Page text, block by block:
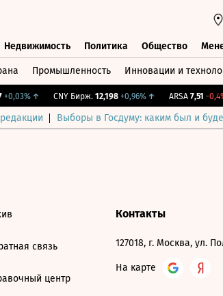
Недвижимость Политика Общество
Промышленность Инновации и
↑ CNY Бирж. 12,198 +0,96%↑ ARSA 7,51 -0,4%
Выборы в Госдуму: каким был и
связь
центр
Контакты
127018, г. Москва, ул.
На карте